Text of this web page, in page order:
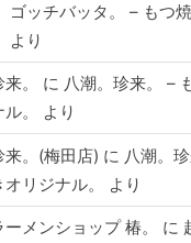
ゴッチバッタ。 – もつ
より
。 に 八潮。珍来。 –
。
より
来。(梅田店) に 八潮。
リジナル。
より
メンショップ 椿。 に